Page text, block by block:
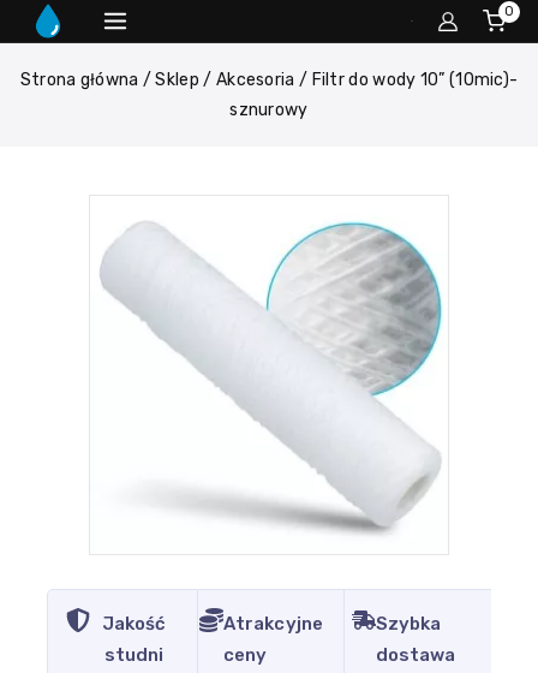
0
Strona główna / Sklep / Akcesoria / Filtr do wody 10” (10mic)-
sznurowy
Jakość
studni
Atrakcyjne
ceny
Szybka
dostawa